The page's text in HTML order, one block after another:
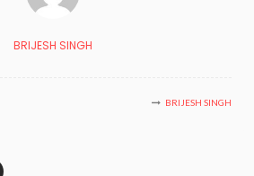
BRIJESH SINGH
BRIJESH SINGH